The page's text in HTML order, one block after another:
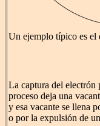
Un ejemplo típico es el
La captura del electrón
proceso deja una
y esa vacante se llena
o por la expulsión de